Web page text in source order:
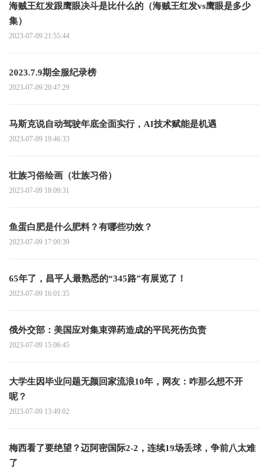
海贼王红发跟鹰眼决斗是比什么的（海贼王红发vs鹰眼是多少
集）
2023-07-09 21:55:44
2023.7.9期全服纪录榜
2023-07-09 20:47:29
马斯克说自动驾驶年底全面实行，AI技术赋能是机遇
2023-07-09 19:46:33
壮族习俗绘画（壮族习俗）
2023-07-09 18:09:31
鱼蛋白肥是什么肥料？有哪些功效？
2023-07-09 17:09:39
65年了，昌平人最熟悉的“345路”有展览了！
2023-07-09 16:01:35
俄外交部：美国应对集束弹药造成的平民死伤负责
2023-07-09 15:06:45
大学生因毕业问题无颜回家流浪10年，网友：咋那么想不开
呢？
2023-07-09 13:49:02
梅西看了要绝望？迈阿密国际2-2，连续19场丢球，争前八太难
了